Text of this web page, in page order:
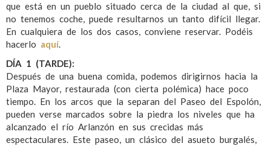
que está en un pueblo situado cerca de la ciudad al que, si
no tenemos coche, puede resultarnos un tanto difícil llegar.
En cualquiera de los dos casos, conviene reservar. Podéis
hacerlo aquí.
DÍA 1 (TARDE):
Después de una buena comida, podemos dirigirnos hacia la
Plaza Mayor, restaurada (con cierta polémica) hace poco
tiempo. En los arcos que la separan del Paseo del Espolón,
pueden verse marcados sobre la piedra los niveles que ha
alcanzado el río Arlanzón en sus crecidas más
espectaculares. Este paseo, un clásico del asueto burgalés,